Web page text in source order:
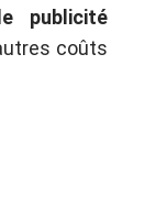
publicité
coûts